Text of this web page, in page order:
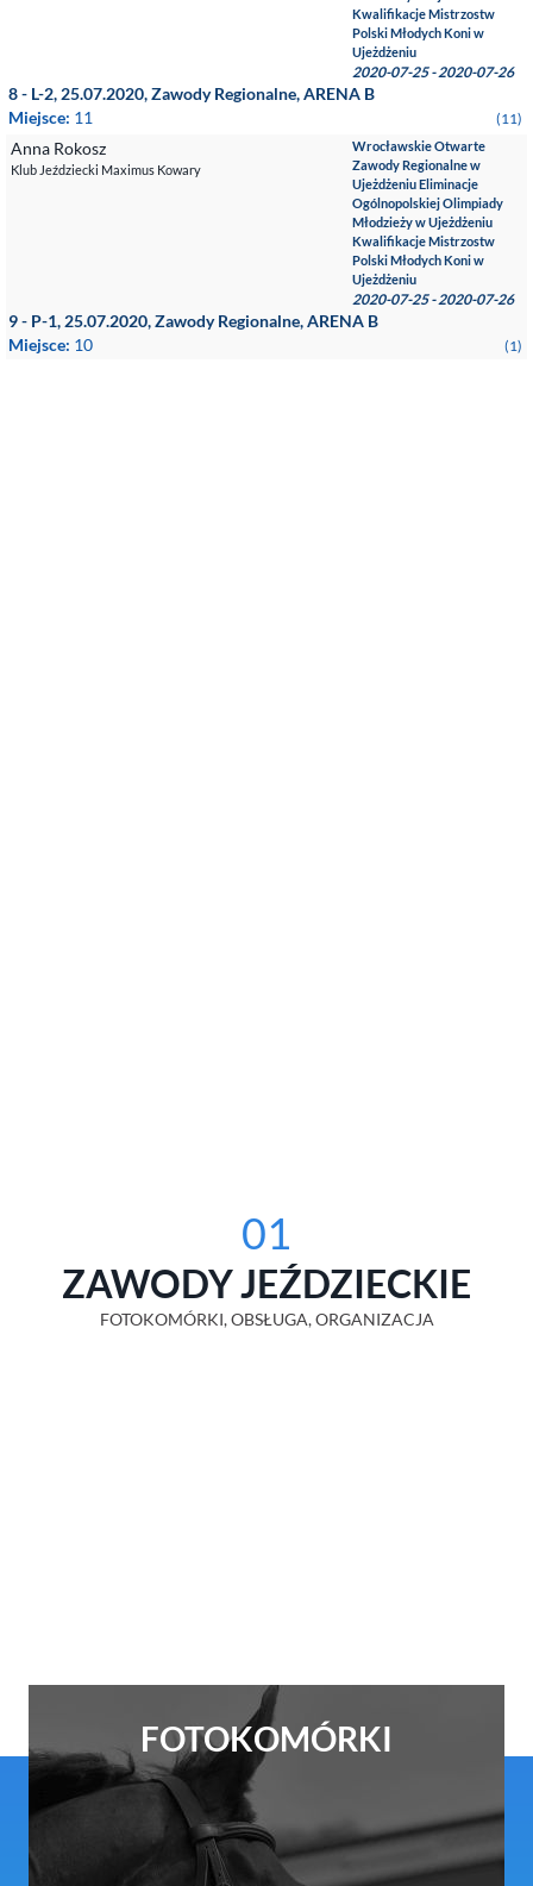
Kwalifikacje Mistrzostw
Polski Młodych Koni w
Ujeżdżeniu
2020-07-25 - 2020-07-26
8 - L-2, 25.07.2020, Zawody Regionalne, ARENA B
Miejsce: 11 (11)
Anna Rokosz
Klub Jeździecki Maximus Kowary
Wrocławskie Otwarte
Zawody Regionalne w
Ujeżdżeniu Eliminacje
Ogólnopolskiej Olimpiady
Młodzieży w Ujeżdżeniu
Kwalifikacje Mistrzostw
Polski Młodych Koni w
Ujeżdżeniu
2020-07-25 - 2020-07-26
9 - P-1, 25.07.2020, Zawody Regionalne, ARENA B
Miejsce: 10 (1)
01
ZAWODY JEŹDZIECKIE
FOTOKOMÓRKI, OBSŁUGA, ORGANIZACJA
FOTOKOMÓRKI